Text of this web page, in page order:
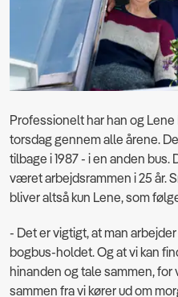
Professionelt har han og
torsdag gennem alle årene.
tilbage i 1987 - i en anden bus.
været arbejdsrammen i 25 år.
bliver altså kun Lene, som
- Det er vigtigt, at man
bogbus-holdet. Og at vi kan
hinanden og tale sammen,
sammen fra vi kører ud om